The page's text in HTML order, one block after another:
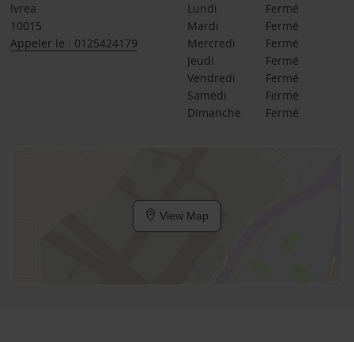
Ivrea
10015
Appeler le : 0125424179
Lundi
Fermé
Mardi
Fermé
Mercredi
Fermé
Jeudi
Fermé
Vendredi
Fermé
Samedi
Fermé
Dimanche
Fermé
View Map